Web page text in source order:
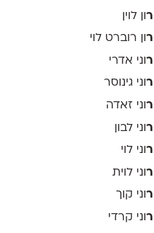
רון לוין
ר ון רוברט לוי
ר וני אדרי
רוני גינוסר
ר וני זאדה
רוני לבון
ר וני לוי
ר וני לוית
רוני קוך
ר וני קרדי